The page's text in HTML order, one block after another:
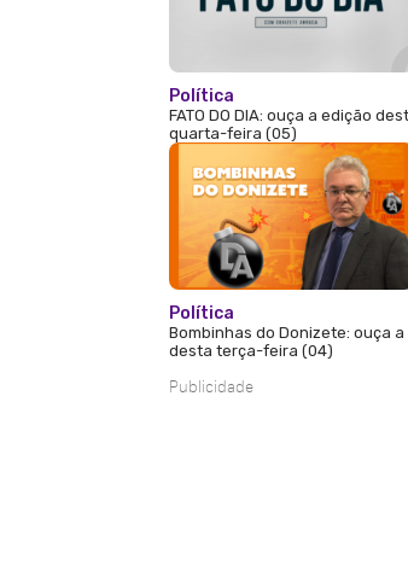
Política
FATO DO DIA: ouça a edição
quarta-feira (05)
Política
Bombinhas do Donizete: ouça a
desta terça-feira (04)
Publicidade